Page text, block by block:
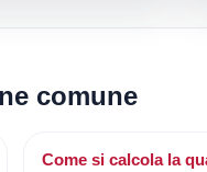
comune
Come si calcola la